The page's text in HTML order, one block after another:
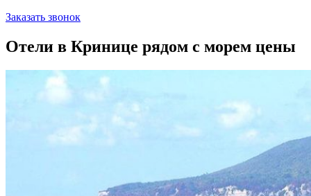
Заказать звонок
Отели в Кринице рядом с морем цены